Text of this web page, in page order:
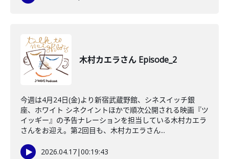
木村カエラさん Episode_2
今週は4月24日(金)より新宿武蔵野館、シネスイッチ銀
座、ホワイト シネクイントほかで順次公開される映画『ツ
イッギー』の予告ナレーションを担当している木村カエラ
さんをお迎え。第2回目も、木村カエラさん...
2026.04.17|00:19:43